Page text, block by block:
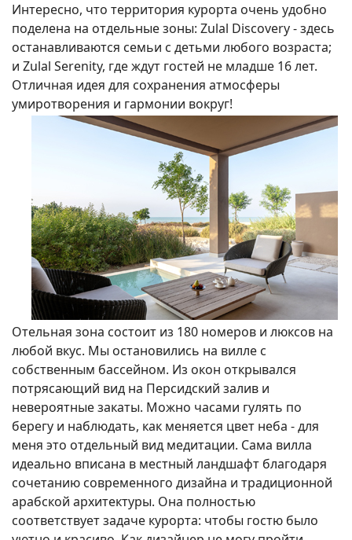
Интересно, что территория курорта очень удобно
поделена на отдельные зоны: Zulal Discovery - здесь
останавливаются семьи с детьми любого возраста;
и Zulal Serenity, где ждут гостей не младше 16 лет.
Отличная идея для сохранения атмосферы
умиротворения и гармонии вокруг!
Отельная зона состоит из 180 номеров и люксов на
любой вкус. Мы остановились на вилле с
собственным бассейном. Из окон открывался
потрясающий вид на Персидский залив и
невероятные закаты. Можно часами гулять по
берегу и наблюдать, как меняется цвет неба - для
меня это отдельный вид медитации. Сама вилла
идеально вписана в местный ландшафт благодаря
сочетанию современного дизайна и традиционной
арабской архитектуры. Она полностью
соответствует задаче курорта: чтобы гостю было